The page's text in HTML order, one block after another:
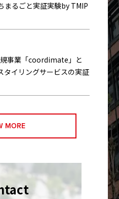
まるごと実証実験by TMIP
事業「coordimate」と
タイリングサービスの実証
MORE